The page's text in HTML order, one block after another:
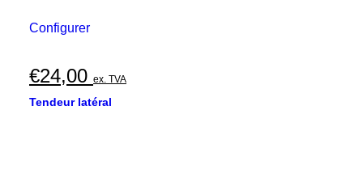
Configurer
€24,00 ex. TVA
Tendeur latéral